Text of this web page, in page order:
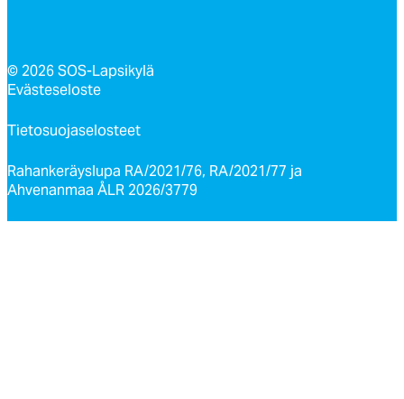
© 2026 SOS-Lapsikylä
Evästeseloste
Tietosuojaselosteet
Rahankeräyslupa RA/2021/76, RA/2021/77 ja
Ahvenanmaa ÅLR 2026/3779